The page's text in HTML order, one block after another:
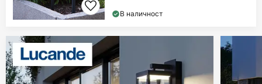
В наличност